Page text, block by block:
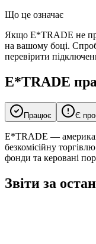
Що це означає
Якщо E*TRADE не
на вашому боці.
перевірити
E*TRADE
Працює Є
E*TRADE —
безкомісійну
фонди та керовані
Звіти за